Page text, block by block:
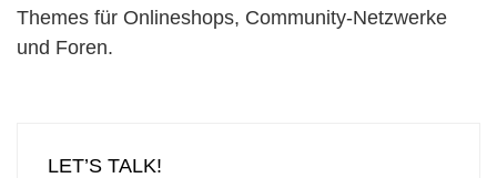
Themes für Onlineshops, Community-Netzwerke
und Foren.
LET’S TALK!